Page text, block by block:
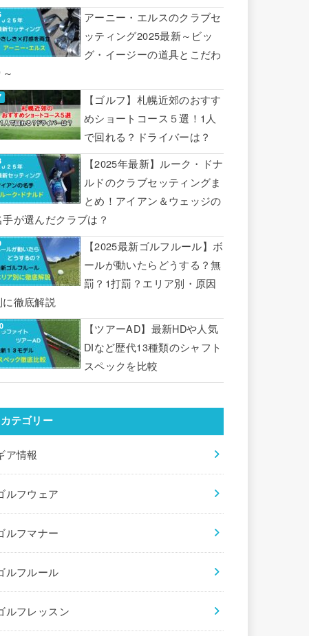
アーニー・エルスのクラブセ
ッティング2025最新～ビッ
グ・イージーの道具とこだわ
～
【ゴルフ】札幌近郊のおすす
めショートコース５選！1人
で回れる？ドライバーは？
【2025年最新】ルーク・ドナ
ルドのクラブセッティングま
とめ！アイアン＆ウェッジの
手が選んだクラブは？
【2025最新ゴルフルール】ボ
ールが動いたらどうする？無
罰？1打罰？エリア別・原因
に徹底解説
【ツアーAD】最新HDや人気
DIなど歴代13種類のシャフト
スペックを比較
カテゴリー
ア情報
ルフウェア
ルフマナー
ルフルール
ルフレッスン